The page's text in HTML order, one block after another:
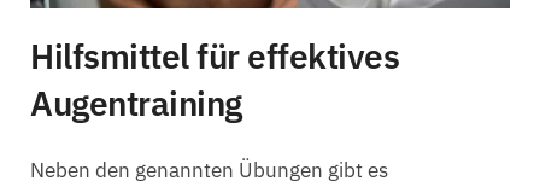
Hilfsmittel für effektives
Augentraining
Neben den genannten Übungen gibt es